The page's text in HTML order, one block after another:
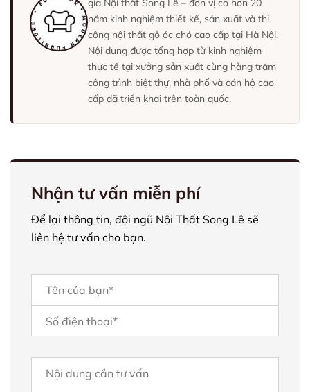
gia Nội thất Song Lê – đơn vị có hơn 20
năm kinh nghiệm thiết kế, sản xuất và thi
công nội thất gỗ óc chó cao cấp tại Hà Nội.
Nội dung được tổng hợp từ kinh nghiệm
thực tế tại xưởng sản xuất cùng hàng trăm
công trình biệt thự, nhà phố và căn hộ cao
cấp đã triển khai trên toàn quốc.
Nhận tư vấn miễn phí
Để lại thông tin, đội ngũ Nội Thất Song Lê sẽ
liên hệ tư vấn cho bạn.